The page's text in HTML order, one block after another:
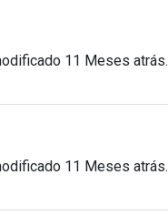
11 Meses atrás.
11 Meses atrás.